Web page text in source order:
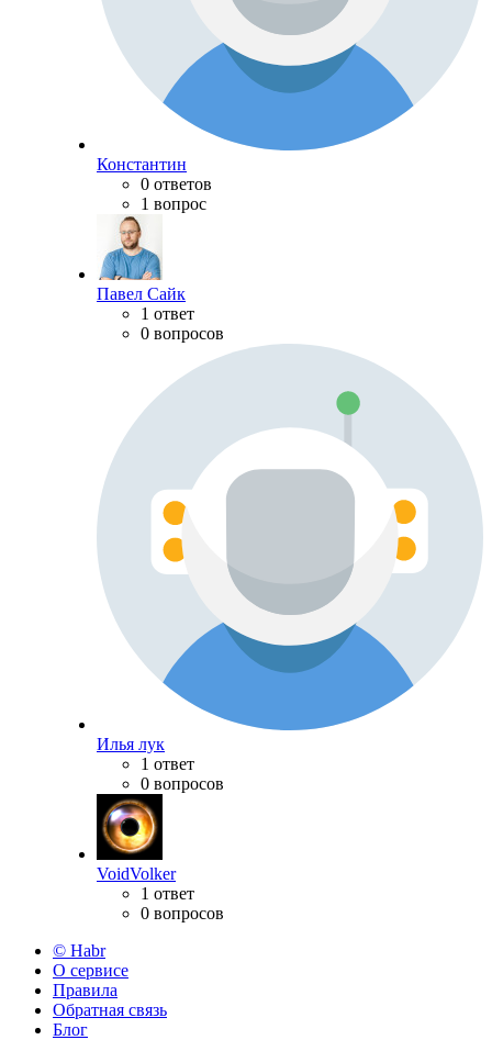
Константин
0 ответов
1 вопрос
Павел Сайк
1 ответ
0 вопросов
Илья лук
1 ответ
0 вопросов
VoidVolker
1 ответ
0 вопросов
© Habr
О сервисе
Правила
Обратная связь
Блог